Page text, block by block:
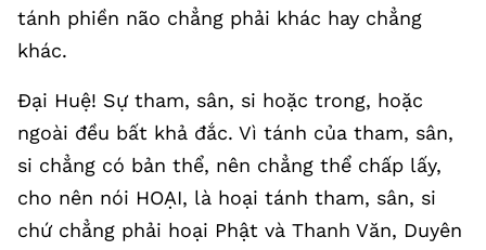
tánh phiền não chẳng phải khác hay chẳng
khác.
Đại Huệ! Sự tham, sân, si hoặc trong, hoặc
ngoài đều bất khả đắc. Vì tánh của tham, sân,
si chẳng có bản thể, nên chẳng thể chấp lấy,
cho nên nói HOẠI, là hoại tánh tham, sân, si
chứ chẳng phải hoại Phật và Thanh Văn, Duyên